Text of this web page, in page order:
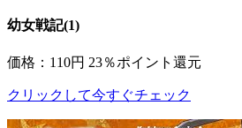
幼女戦記(1)
価格：110円 23％ポイント還元
クリックして今すぐチェック